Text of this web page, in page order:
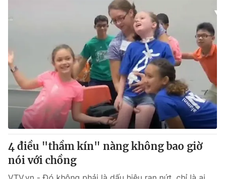
Video Shorts video
VTV Money VTV Thể thao
VTV Sức khoẻ Bất động sản
Thị trường 24h Tấm lòng Việt
VTV4 Vươn mình bằng AI
4 điều "thầm kín" nàng không bao giờ
nói với chồng